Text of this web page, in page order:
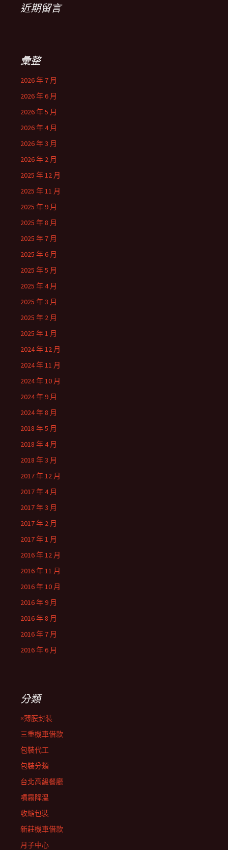
近期留言
彙整
2026 年 7 月
2026 年 6 月
2026 年 5 月
2026 年 4 月
2026 年 3 月
2026 年 2 月
2025 年 12 月
2025 年 11 月
2025 年 9 月
2025 年 8 月
2025 年 7 月
2025 年 6 月
2025 年 5 月
2025 年 4 月
2025 年 3 月
2025 年 2 月
2025 年 1 月
2024 年 12 月
2024 年 11 月
2024 年 10 月
2024 年 9 月
2024 年 8 月
2018 年 5 月
2018 年 4 月
2018 年 3 月
2017 年 12 月
2017 年 4 月
2017 年 3 月
2017 年 2 月
2017 年 1 月
2016 年 12 月
2016 年 11 月
2016 年 10 月
2016 年 9 月
2016 年 8 月
2016 年 7 月
2016 年 6 月
分類
×薄膜封裝
三重機車借款
包裝代工
包裝分類
台北高級餐廳
噴霧降溫
收縮包裝
新莊機車借款
月子中心